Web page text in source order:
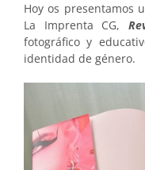
Hoy os presentamos
La Imprenta CG,
fotográfico y
identidad de género.